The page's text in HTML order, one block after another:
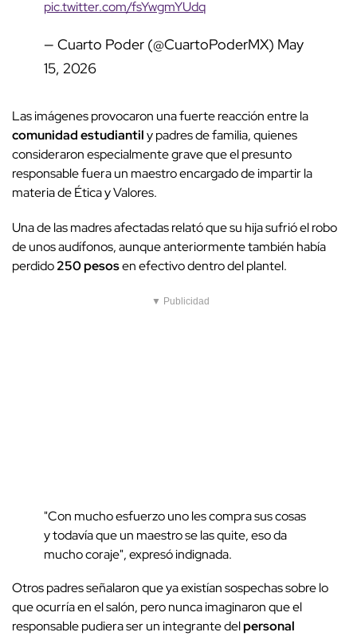
pic.twitter.com/fsYwgmYUdq
— Cuarto Poder (@CuartoPoderMX) May
15, 2026
Las imágenes provocaron una fuerte reacción entre la
comunidad estudiantily padres de familia, quienes
consideraron especialmente grave que el presunto
responsable fuera un maestro encargado de impartir la
materia de Ética y Valores.
Una de las madres afectadas relató que su hija sufrió el robo
de unos audífonos, aunque anteriormente también había
perdido250 pesosen efectivo dentro del plantel.
▼ Publicidad
"Con mucho esfuerzo uno les compra sus cosas
y todavía que un maestro se las quite, eso da
mucho coraje", expresó indignada.
Otros padres señalaron que ya existían sospechas sobre lo
que ocurría en el salón, pero nunca imaginaron que el
responsable pudiera ser un integrante delpersonal